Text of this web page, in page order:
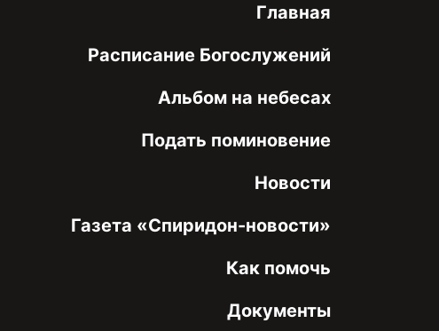
Главная
Расписание Богослужений
Альбом на небесах
Подать поминовение
Новости
Газета «Спиридон-новости»
Как помочь
Документы